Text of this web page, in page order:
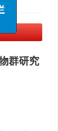
群研究